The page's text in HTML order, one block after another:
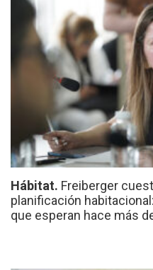
Hábitat. Freiberger
planificación
que esperan hace más